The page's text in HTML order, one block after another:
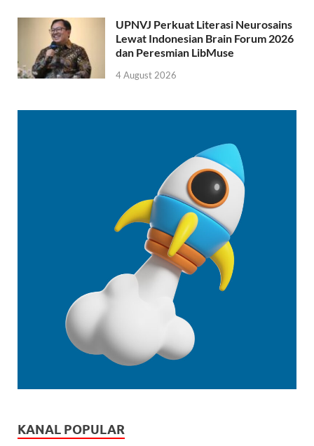
UPNVJ Perkuat Literasi Neurosains
Lewat Indonesian Brain Forum 2026
dan Peresmian LibMuse
4 August 2026
KANAL POPULAR